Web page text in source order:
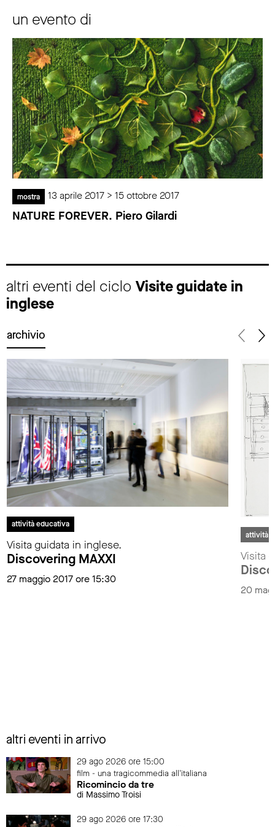
un evento di
mostra 13 aprile 2017 > 15 ottobre 2017
NATURE FOREVER. Piero Gilardi
altri eventi del ciclo Visite guidate in
inglese
archivio
attività educativa
Visita guidata in inglese.
Discovering MAXXI
27 maggio 2017 ore 15:30
attività
Visita
20
altri eventi in arrivo
29 ago 2026 ore 15:00
film - una tragicommedia all'italiana
Ricomincio da tre
di Massimo Troisi
29 ago 2026 ore 17:30